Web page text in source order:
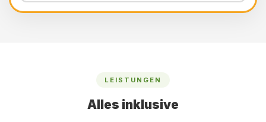
LEISTUNGEN
Alles inklusive